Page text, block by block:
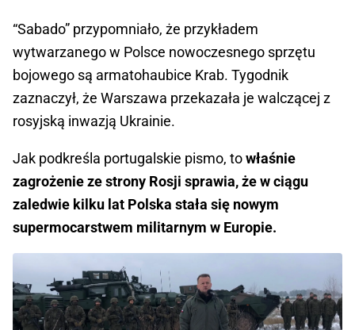
“Sabado” przypomniało, że przykładem
wytwarzanego w Polsce nowoczesnego sprzętu
bojowego są armatohaubice Krab. Tygodnik
zaznaczył, że Warszawa przekazała je walczącej z
rosyjską inwazją Ukrainie.
Jak podkreśla portugalskie pismo, towłaśnie
zagrożenie ze strony Rosji sprawia, że w ciągu
zaledwie kilku lat Polska stała się nowym
supermocarstwem militarnym w Europie.